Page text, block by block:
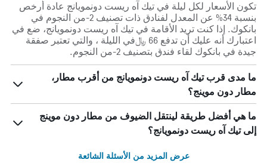
تكون الأسعار لكل ليلة في تيك آه ريست دونمويانج عادة أرخص
بنسبة 34% عن المعدل لفنادق ذات تصنيف 2-من النجوم في
بانكوك. إذا كنت تريد الأقامة في تيك آه ريست دونمويانج، ضع في
اعتبارك أنه عليك أن تدفع 66 ﷼في الليلة ، والتي تعتبر صفقة
جيدة في بانكوك لقاء فندق بتصنيف 2-من النجوم.
ما مدى قرب تيك آه ريست دونمويانج من أقرب مطار،
مطار دون موينج؟
ما هي أفضل طريقة لينتقل الضيوف من مطار دون موينج
إلى تيك آه ريست دونمويانج؟
عرض المزيد من الأسئلة الشائعة